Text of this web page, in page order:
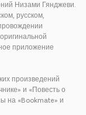
Низами Гянджеви.
русском,
приложение
произведений
и «Повесть о
на «Bookmate» и